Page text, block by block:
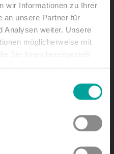
wir Informationen zu Ihrer
an unsere Partner für
Analysen weiter. Unsere
möglicherweise mit
ab€ 85